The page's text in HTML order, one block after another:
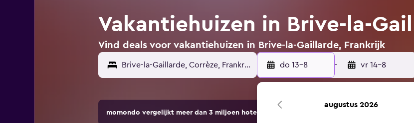
Vakantiehuizen in Brive-la-
Vind deals voor vakantiehuizen in Brive-la-Gaillarde, Frankrijk
do 13-8 - vr 14-8
momondo vergelijkt meer dan 3 miljoen hotels en accommodaties.
augustus 2026